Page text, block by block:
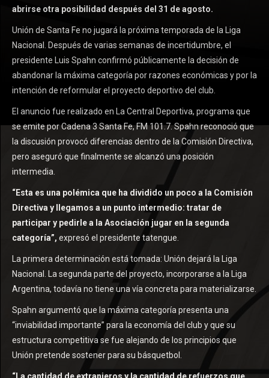
abrirse otra posibilidad después del 31 de agosto.
Unión de Santa Fe no jugará la próxima temporada de la Liga
Nacional. Después de varias semanas de incertidumbre, el
presidente Luis Spahn confirmó públicamente la decisión de
abandonar la máxima categoría por razones económicas y por la
intención de reformular el proyecto deportivo del club.
El anuncio fue realizado en La Central Deportiva, programa que
se emite por Cadena 3 Santa Fe, FM 101.7. Spahn reconoció que
la discusión provocó diferencias dentro de la Comisión Directiva,
pero aseguró que finalmente se alcanzó una posición
intermedia.
“Esta es una polémica que ha dividido un poco a la Comisión
Directiva y llegamos a un punto intermedio: tratar de
participar y pedirle a la Asociación jugar en la segunda
categoría”, expresó el presidente tatengue.
La primera determinación está tomada: Unión dejará la Liga
Nacional. La segunda parte del proyecto, incorporarse a la Liga
Argentina, todavía no tiene una vía concreta para materializarse.
Spahn argumentó que la máxima categoría presenta una
“inviabilidad importante” para la economía del club y que su
estructura competitiva se fue alejando de los principios que
Unión pretende sostener para su básquetbol.